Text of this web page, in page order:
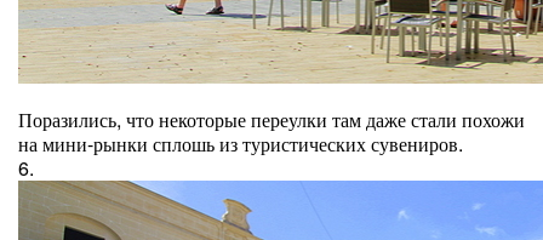
Поразились, что некоторые переулки там даже стали похожи
на мини-рынки сплошь из туристических сувениров.
6.